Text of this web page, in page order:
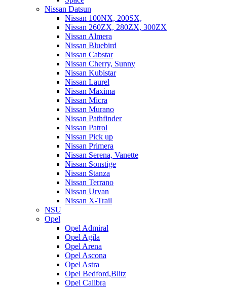
Nissan Datsun
Nissan 100NX, 200SX,
Nissan 260ZX, 280ZX, 300ZX
Nissan Almera
Nissan Bluebird
Nissan Cabstar
Nissan Cherry, Sunny
Nissan Kubistar
Nissan Laurel
Nissan Maxima
Nissan Micra
Nissan Murano
Nissan Pathfinder
Nissan Patrol
Nissan Pick up
Nissan Primera
Nissan Serena, Vanette
Nissan Sonstige
Nissan Stanza
Nissan Terrano
Nissan Urvan
Nissan X-Trail
NSU
Opel
Opel Admiral
Opel Agila
Opel Arena
Opel Ascona
Opel Astra
Opel Bedford,Blitz
Opel Calibra